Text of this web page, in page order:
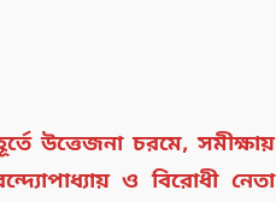
উত্তেজনা চরমে, সমীক্ষায়
ও বিরোধী নেতা